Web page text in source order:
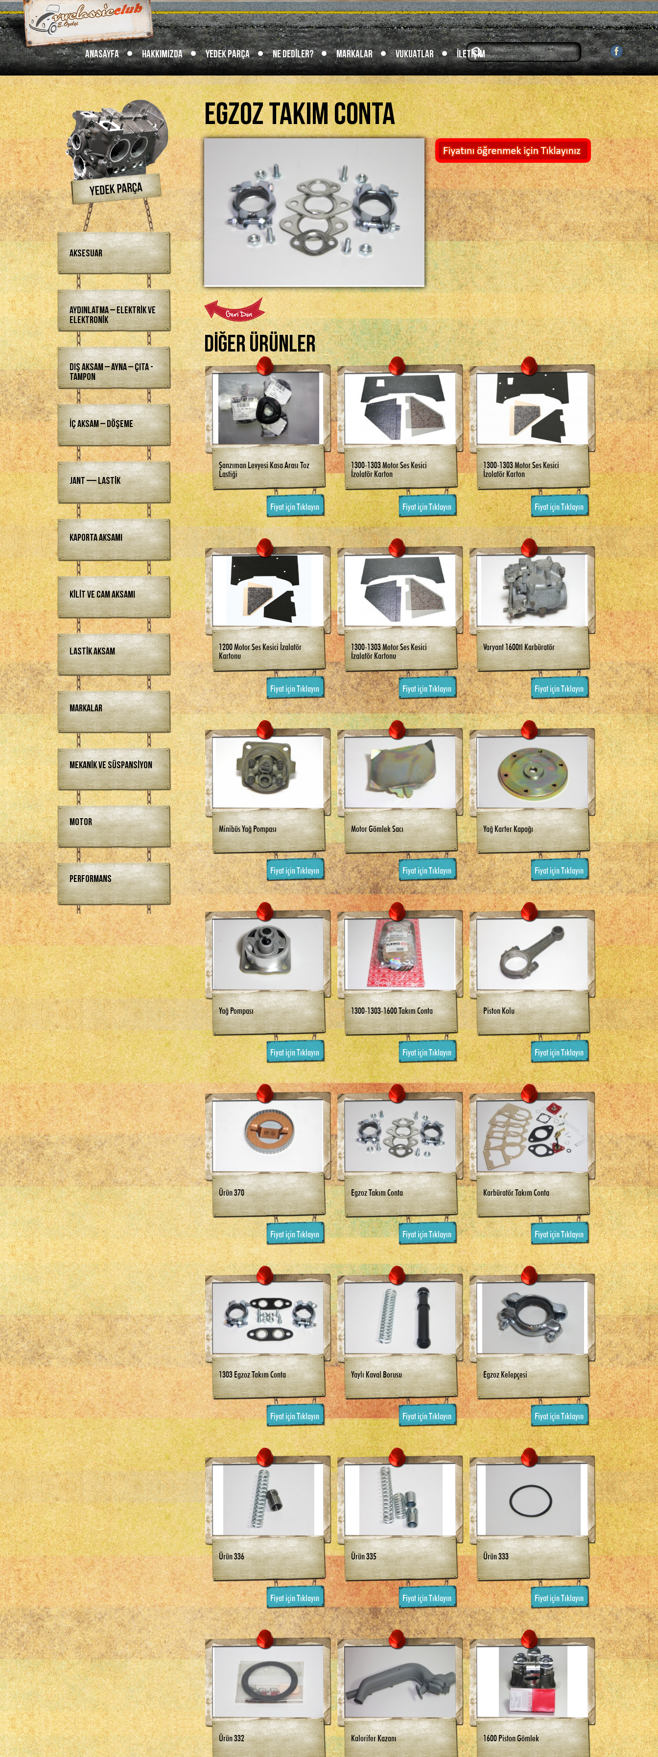
Anasayfa Hakkımızda Yedek Parça Ne Dediler? Markalar Vukuatlar İletişim
Aksesuar
Aydınlatma – Elektrik ve
Elektronik
Dış Aksam – Ayna – Çıta -
Tampon
İç Aksam – Döşeme
Jant — Lastik
Kaporta Aksamı
Kilit ve Cam Aksamı
Lastik Aksam
Markalar
Bosch
Empi
Engle
Flat 4
Hella
Kolbenschmidt
Mahle
msd
ÖZ-İŞ
Scat
ssp
TRW
Mekanik ve Süspansiyon
Motor
Performans
Egzoz Takım Conta
Diğer Ürünler
Şanzıman Levyesi Kasa Arası Toz
Lastiği
Fiyat için Tıklayın
1300-1303 Motor Ses Kesici
İzolatör Karton
Fiyat için Tıklayın
1300-1303 Motor Ses Kesici
İzolatör Karton
Fiyat için Tıklayın
1200 Motor Ses Kesici İzalatör
Kartonu
Fiyat için Tıklayın
1300-1303 Motor Ses Kesici
İzalatör Kartonu
Fiyat için Tıklayın
Varyant 1600tl Karbüratör
Fiyat için Tıklayın
Minibüs Yağ Pompası
Fiyat için Tıklayın
Motor Gömlek Sacı
Fiyat için Tıklayın
Yağ Karter Kapağı
Fiyat için Tıklayın
Yağ Pompası
Fiyat için Tıklayın
1300-1303-1600 Takım Conta
Fiyat için Tıklayın
Piston Kolu
Fiyat için Tıklayın
Ürün 370
Fiyat için Tıklayın
Egzoz Takım Conta
Fiyat için Tıklayın
Karbüratör Takım Conta
Fiyat için Tıklayın
1303 Egzoz Takım Conta
Fiyat için Tıklayın
Yaylı Kaval Borusu
Fiyat için Tıklayın
Egzoz Kelepçesi
Fiyat için Tıklayın
Ürün 336
Fiyat için Tıklayın
Ürün 335
Fiyat için Tıklayın
Ürün 333
Fiyat için Tıklayın
Ürün 332 Kalorifer Kazanı 1600 Piston Gömlek